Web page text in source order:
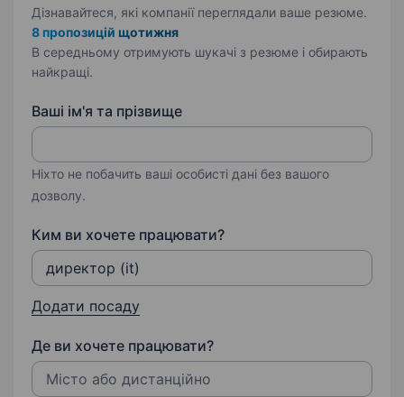
Дізнавайтеся, які компанії переглядали ваше резюме.
8 пропозицій щотижня
В середньому отримують шукачі з резюме і обирають
найкращі.
Ваші ім'я та прізвище
Ніхто не побачить ваші особисті дані без вашого
дозволу.
Ким ви хочете працювати?
Додати посаду
Де ви хочете працювати?